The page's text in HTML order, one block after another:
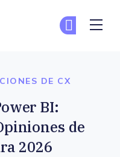
DE CX
BI:
de
2026